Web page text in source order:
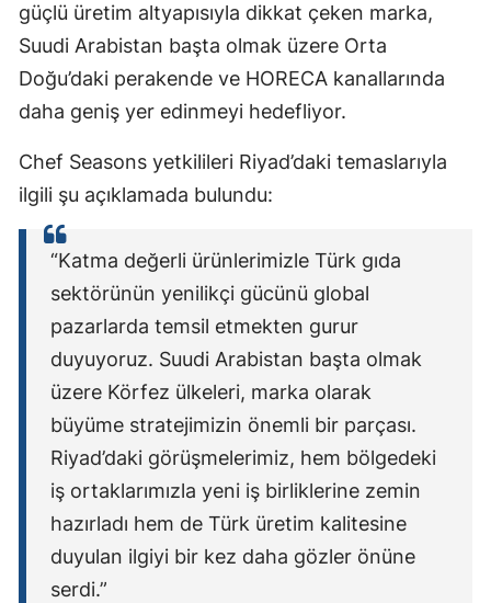
güçlü üretim altyapısıyla dikkat çeken marka,
Suudi Arabistan başta olmak üzere Orta
Doğu’daki perakende ve HORECA kanallarında
daha geniş yer edinmeyi hedefliyor.
Chef Seasons yetkilileri Riyad’daki temaslarıyla
ilgili şu açıklamada bulundu:
“Katma değerli ürünlerimizle Türk gıda
sektörünün yenilikçi gücünü global
pazarlarda temsil etmekten gurur
duyuyoruz. Suudi Arabistan başta olmak
üzere Körfez ülkeleri, marka olarak
büyüme stratejimizin önemli bir parçası.
Riyad’daki görüşmelerimiz, hem bölgedeki
iş ortaklarımızla yeni iş birliklerine zemin
hazırladı hem de Türk üretim kalitesine
duyulan ilgiyi bir kez daha gözler önüne
serdi.”